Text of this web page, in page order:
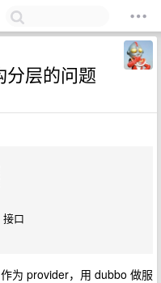
分层的问题
为 provider，用 dubbo 做服